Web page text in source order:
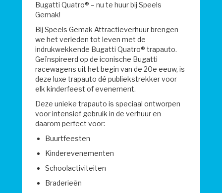
Bugatti Quatro® – nu te huur bij Speels
Gemak!
Bij Speels Gemak Attractieverhuur brengen
we het verleden tot leven met de
indrukwekkende Bugatti Quatro® trapauto.
Geïnspireerd op de iconische Bugatti
racewagens uit het begin van de 20e eeuw, is
deze luxe trapauto dé publiekstrekker voor
elk kinderfeest of evenement.
Deze unieke trapauto is speciaal ontworpen
voor intensief gebruik in de verhuur en
daarom perfect voor:
Buurtfeesten
Kinderevenementen
Schoolactiviteiten
Braderieën